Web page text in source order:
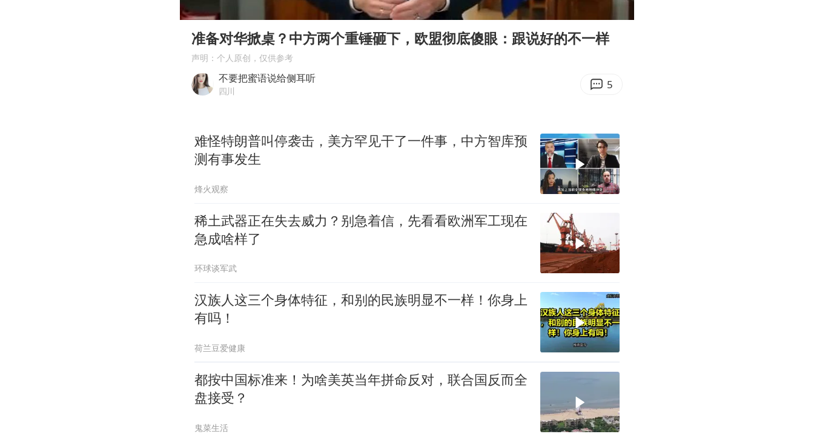
国防部：坚决反制任何闹海挑衅图谋
东航：国内客票提前14天免费退改
美股存储板块集体大跌
胡彦斌获《歌手2026》歌王
夯实基础开新局
Play
准备对华掀桌？中方两个重锤砸下，欧盟彻底傻眼：跟说好的不一样
声明：个人原创，仅供参考
不要把蜜语说给侧耳听
四川 5
难怪特朗普叫停袭击，美方罕见干了一件事，中方智库预
测有事发生
烽火观察
稀土武器正在失去威力？别急着信，先看看欧洲军工现在
急成啥样了
环球谈军武
汉族人这三个身体特征，和别的民族明显不一样！你身上
有吗！
荷兰豆爱健康
都按中国标准来！为啥美英当年拼命反对，联合国反而全
盘接受？
鬼菜生活